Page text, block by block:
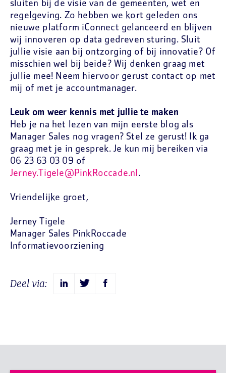
sluiten bij de visie van de gemeenten, wet en
regelgeving. Zo hebben we kort geleden ons
nieuwe platform iConnect gelanceerd en blijven
wij innoveren op data gedreven sturing. Sluit
jullie visie aan bij ontzorging of bij innovatie? Of
misschien wel bij beide? Wij denken graag met
jullie mee! Neem hiervoor gerust contact op met
mij of met je accountmanager.
Leuk om weer kennis met jullie te maken
Heb je na het lezen van mijn eerste blog als
Manager Sales nog vragen? Stel ze gerust! Ik ga
graag met je in gesprek. Je kun mij bereiken via
06 23 63 03 09 of
Jerney.Tigele@PinkRoccade.nl .
Vriendelijke groet,
Jerney Tigele
Manager Sales PinkRoccade
Informatievoorziening
Deel via: